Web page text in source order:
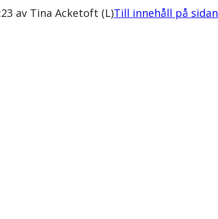
av Tina Acketoft (L)Till innehåll på sidan